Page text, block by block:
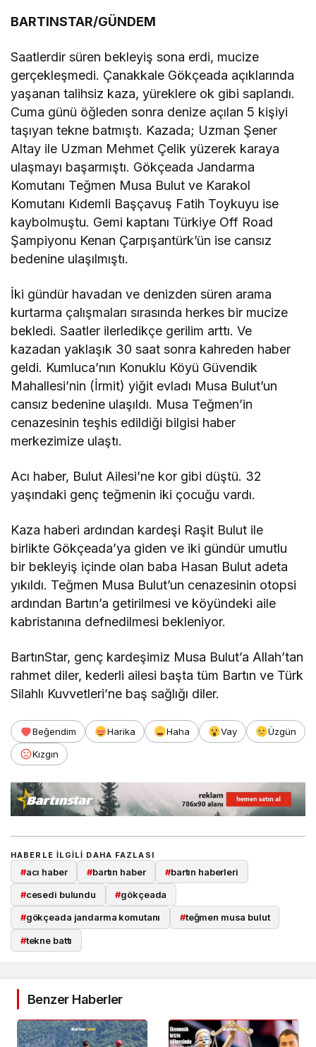
BARTINSTAR/GÜNDEM
Saatlerdir süren bekleyiş sona erdi, mucize
gerçekleşmedi. Çanakkale Gökçeada açıklarında
yaşanan talihsiz kaza, yüreklere ok gibi saplandı.
Cuma günü öğleden sonra denize açılan 5 kişiyi
taşıyan tekne batmıştı. Kazada; Uzman Şener
Altay ile Uzman Mehmet Çelik yüzerek karaya
ulaşmayı başarmıştı. Gökçeada Jandarma
Komutanı Teğmen Musa Bulut ve Karakol
Komutanı Kıdemli Başçavuş Fatih Toykuyu ise
kaybolmuştu. Gemi kaptanı Türkiye Off Road
Şampiyonu Kenan Çarpışantürk’ün ise cansız
bedenine ulaşılmıştı.
İki gündür havadan ve denizden süren arama
kurtarma çalışmaları sırasında herkes bir mucize
bekledi. Saatler ilerledikçe gerilim arttı. Ve
kazadan yaklaşık 30 saat sonra kahreden haber
geldi. Kumluca’nın Konuklu Köyü Güvendik
Mahallesi’nin (İrmit) yiğit evladı Musa Bulut’un
cansız bedenine ulaşıldı. Musa Teğmen’in
cenazesinin teşhis edildiği bilgisi haber
merkezimize ulaştı.
Acı haber, Bulut Ailesi’ne kor gibi düştü. 32
yaşındaki genç teğmenin iki çocuğu vardı.
Kaza haberi ardından kardeşi Raşit Bulut ile
birlikte Gökçeada’ya giden ve iki gündür umutlu
bir bekleyiş içinde olan baba Hasan Bulut adeta
yıkıldı. Teğmen Musa Bulut’un cenazesinin otopsi
ardından Bartın’a getirilmesi ve köyündeki aile
kabristanına defnedilmesi bekleniyor.
BartınStar, genç kardeşimiz Musa Bulut’a Allah’tan
rahmet diler, kederli ailesi başta tüm Bartın ve Türk
Silahlı Kuvvetleri’ne baş sağlığı diler.
Beğendim Harika Haha Vay
Üzgün
Kızgın
HABERLE ILGILI DAHA FAZLASI
#acı haber #bartın haber #bartın haberleri
#cesedi bulundu #gökçeada
#gökçeada jandarma komutanı #teğmen musa bulut
#tekne battı
Benzer Haberler